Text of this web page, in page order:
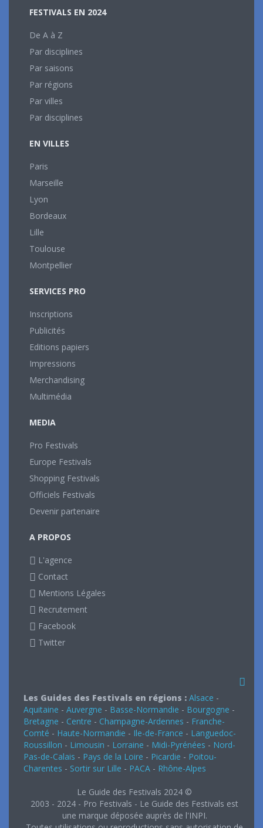
FESTIVALS EN 2024
De A à Z
Par disciplines
Par saisons
Par régions
Par villes
Par disciplines
EN VILLES
Paris
Marseille
Lyon
Bordeaux
Lille
Toulouse
Montpellier
SERVICES PRO
Inscriptions
Publicités
Editions papiers
Impressions
Merchandising
Multimédia
MEDIA
Pro Festivals
Europe Festivals
Shopping Festivals
Officiels Festivals
Devenir partenaire
A PROPOS
L'agence
Contact
Mentions Légales
Recrutement
Facebook
Twitter
Les Guides des Festivals en régions : Alsace -
Aquitaine - Auvergne - Basse-Normandie - Bourgogne -
Bretagne - Centre - Champagne-Ardennes - Franche-
Comté - Haute-Normandie - Ile-de-France - Languedoc-
Roussillon - Limousin - Lorraine - Midi-Pyrénées - Nord-
Pas-de-Calais - Pays de la Loire - Picardie - Poitou-
Charentes - Sortir sur Lille - PACA - Rhône-Alpes
Le Guide des Festivals 2024 ©
2003 - 2024 - Pro Festivals - Le Guide des Festivals est
une marque déposée auprès de l'INPI.